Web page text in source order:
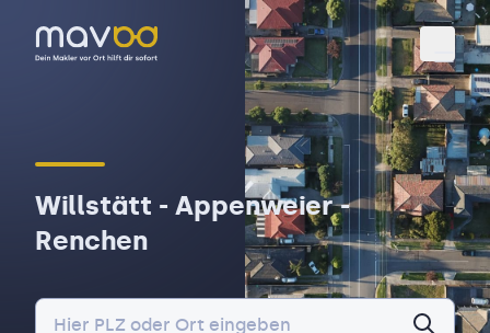
Willstätt - Appenweier -
Renchen